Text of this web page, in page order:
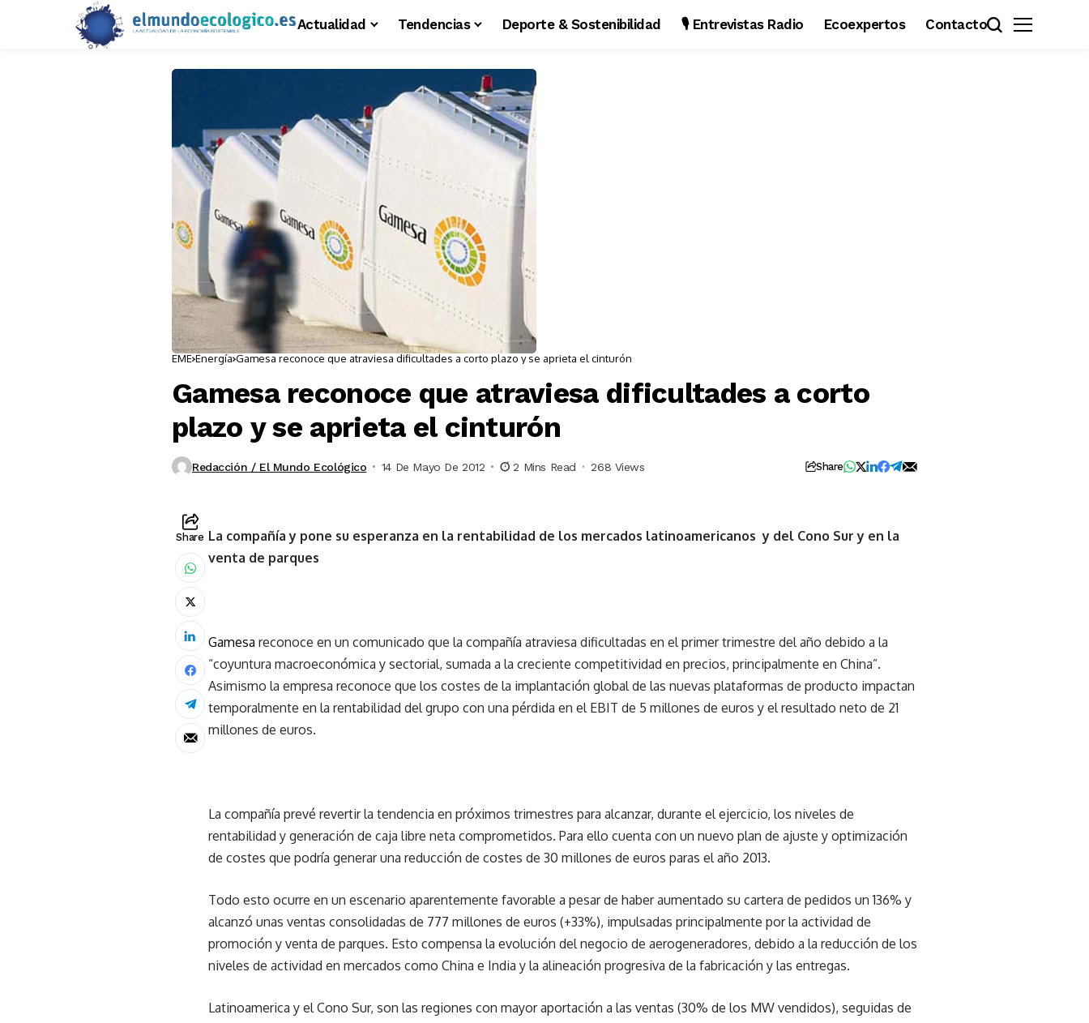
Actualidad Tendencias Deporte & Sostenibilidad 🎙️ Entrevistas Radio Ecoexpertos Contacto
EME Energía Gamesa reconoce que atraviesa dificultades a corto plazo y se aprieta el cinturón
Gamesa reconoce que atraviesa dificultades a corto
plazo y se aprieta el cinturón
Redacción / El Mundo Ecológico 14 De Mayo De 2012 2 Mins Read 268 Views Share
Share La compañía y pone su esperanza en la rentabilidad de los mercados latinoamericanos y del Cono Sur y en la
venta de parques
Gamesa reconoce en un comunicado que la compañía atraviesa dificultadas en el primer trimestre del año debido a la
“coyuntura macroeconómica y sectorial, sumada a la creciente competitividad en precios, principalmente en China”.
Asimismo la empresa reconoce que los costes de la implantación global de las nuevas plataformas de producto impactan
temporalmente en la rentabilidad del grupo con una pérdida en el EBIT de 5 millones de euros y el resultado neto de 21
millones de euros.
La compañía prevé revertir la tendencia en próximos trimestres para alcanzar, durante el ejercicio, los niveles de
rentabilidad y generación de caja libre neta comprometidos. Para ello cuenta con un nuevo plan de ajuste y optimización
de costes que podría generar una reducción de costes de 30 millones de euros paras el año 2013.
Todo esto ocurre en un escenario aparentemente favorable a pesar de haber aumentado su cartera de pedidos un 136% y
alcanzó unas ventas consolidadas de 777 millones de euros (+33%), impulsadas principalmente por la actividad de
promoción y venta de parques. Esto compensa la evolución del negocio de aerogeneradores, debido a la reducción de los
niveles de actividad en mercados como China e India y la alineación progresiva de la fabricación y las entregas.
Latinoamerica y el Cono Sur, son las regiones con mayor aportación a las ventas (30% de los MW vendidos), seguidas de